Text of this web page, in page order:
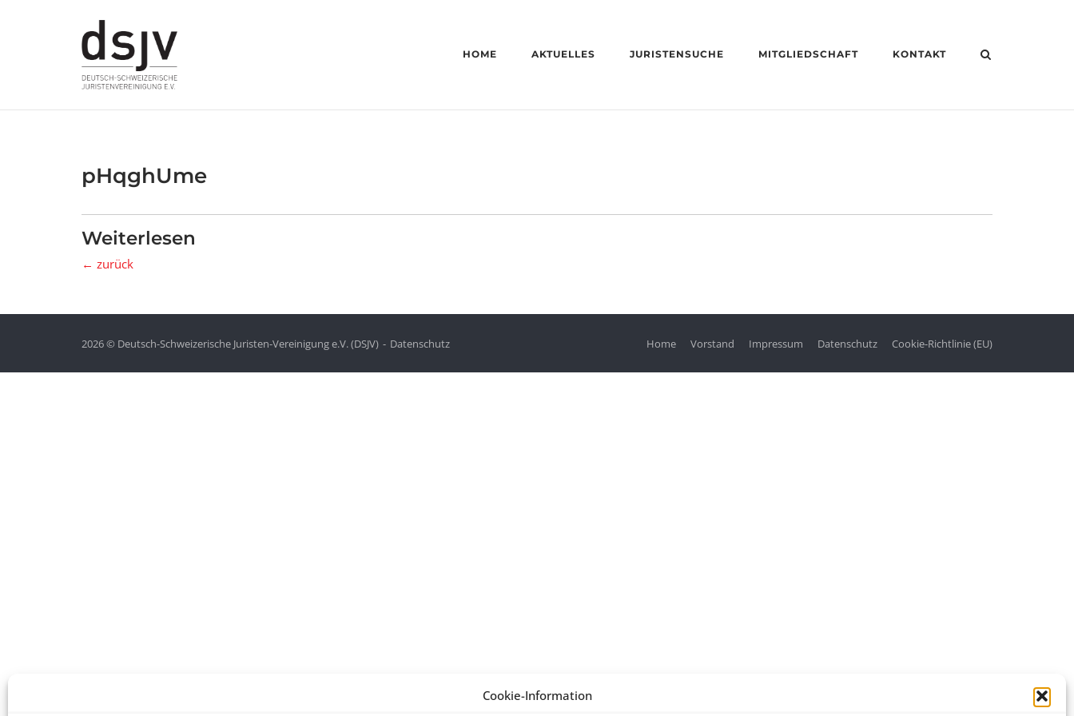
Cookie-Information
HOME AKTUELLES JURISTENSUCHE MITGLIEDSCHAFT KONTAKT
pHqghUme
Weiterlesen
← zurück
2026 © Deutsch-Schweizerische Juristen-Vereinigung e.V. (DSJV) Datenschutz Home Vorstand Impressum Datenschutz Cookie-Richtlinie (EU)